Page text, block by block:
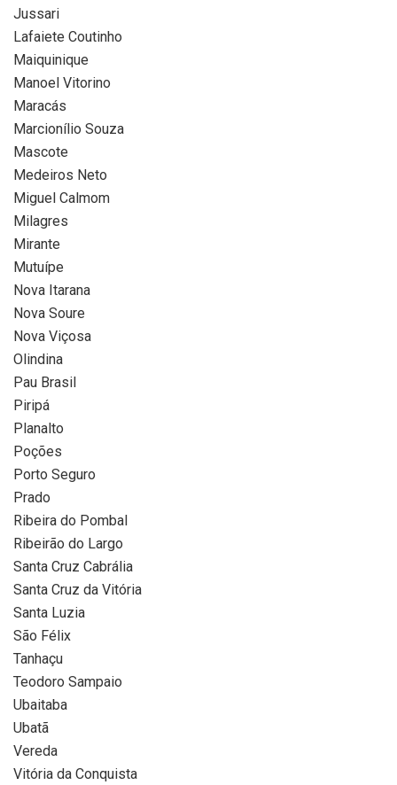
Jussari
Lafaiete Coutinho
Maiquinique
Manoel Vitorino
Maracás
Marcionílio Souza
Mascote
Medeiros Neto
Miguel Calmom
Milagres
Mirante
Mutuípe
Nova Itarana
Nova Soure
Nova Viçosa
Olindina
Pau Brasil
Piripá
Planalto
Poções
Porto Seguro
Prado
Ribeira do Pombal
Ribeirão do Largo
Santa Cruz Cabrália
Santa Cruz da Vitória
Santa Luzia
São Félix
Tanhaçu
Teodoro Sampaio
Ubaitaba
Ubatã
Vereda
Vitória da Conquista